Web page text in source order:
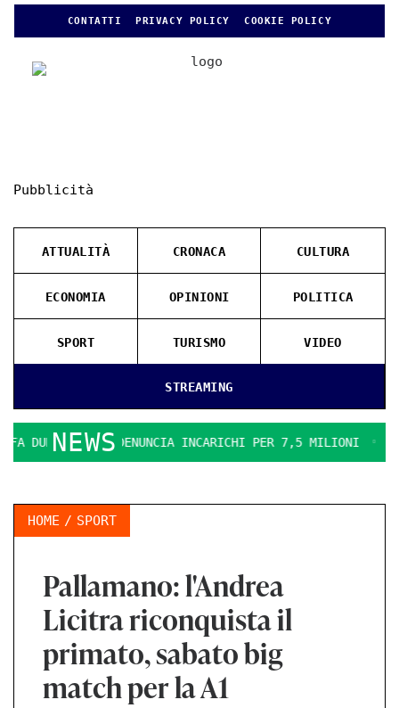
CONTATTI PRIVACY POLICY COOKIE POLICY
Pubblicità
STREAMING
ATTUALITÀ CRONACA CULTURA
ECONOMIA OPINIONI POLITICA
SPORT TURISMO VIDEO
NEWS
IL PD DENUNCIA INCARICHI PER 7,5 MILIONI LA
HOME SPORT
Pallamano: l'Andrea
Licitra riconquista il
primato, sabato big
match per la A1